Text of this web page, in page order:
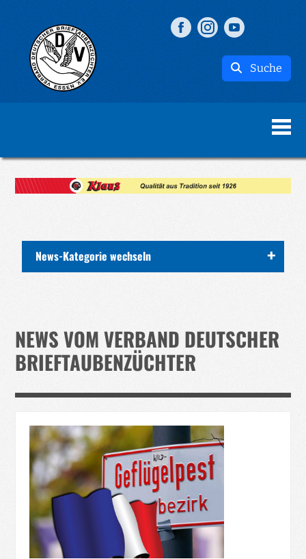
Suche
News-Kategorie wechseln
Events
Taubenklinik
Kohaus Förderv.
Tierschutz
Medien
Jugendliche
NEWS VOM VERBAND DEUTSCHER
BRIEFTAUBENZÜCHTER